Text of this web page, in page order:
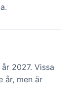
2027. Vissa
år, men är